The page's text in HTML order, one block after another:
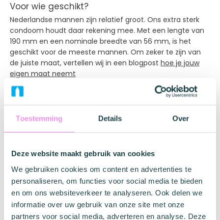
Toestemming Details Over
Deze website maakt gebruik van cookies
We gebruiken cookies om content en advertenties te
personaliseren, om functies voor social media te bieden
en om ons websiteverkeer te analyseren. Ook delen we
informatie over uw gebruik van onze site met onze
partners voor social media, adverteren en analyse. Deze
Voor wie geschikt?
Nederlandse mannen zijn relatief groot. Ons extra sterk
condoom houdt daar rekening mee. Met een lengte van
190 mm en een nominale breedte van 56 mm, is het
geschikt voor de meeste mannen. Om zeker te zijn van
de juiste maat, vertellen wij in een blogpost hoe je jouw
eigen maat neemt
Dit extra sterk condoom is bedoeld voor mannen die
vaginaal als anaal gebruik geschikt. In elk doosje vind je 12
Bekijk ook eens: